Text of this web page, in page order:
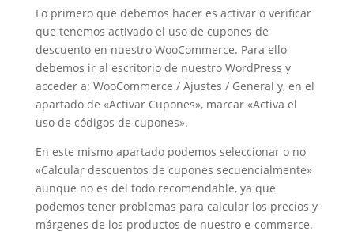
Lo primero que debemos hacer es activar o verificar
que tenemos activado el uso de cupones de
descuento en nuestro WooCommerce. Para ello
debemos ir al escritorio de nuestro WordPress y
acceder a: WooCommerce / Ajustes / General y, en el
apartado de «Activar Cupones», marcar «Activa el
uso de códigos de cupones».
En este mismo apartado podemos seleccionar o no
«Calcular descuentos de cupones secuencialmente»
aunque no es del todo recomendable, ya que
podemos tener problemas para calcular los precios y
márgenes de los productos de nuestro e-commerce.